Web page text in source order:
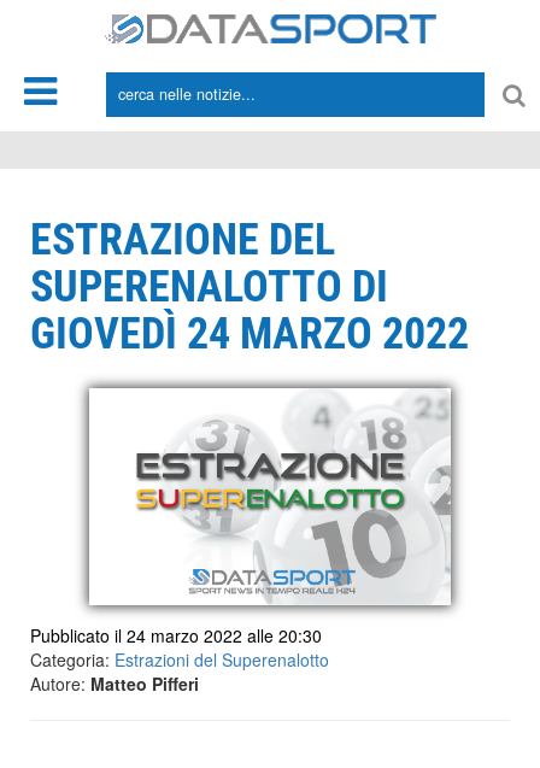
ESTRAZIONE DEL
SUPERENALOTTO DI
GIOVEDÌ 24 MARZO 2022
Pubblicato il 24 marzo 2022 alle 20:30
Categoria: Estrazioni del Superenalotto
Autore: Matteo Pifferi